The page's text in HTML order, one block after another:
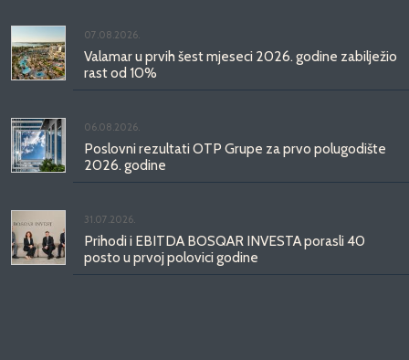
07.08.2026.
Valamar u prvih šest mjeseci 2026. godine zabilježio
rast od 10%
06.08.2026.
Poslovni rezultati OTP Grupe za prvo polugodište
2026. godine
31.07.2026.
Prihodi i EBITDA BOSQAR INVESTA porasli 40
posto u prvoj polovici godine